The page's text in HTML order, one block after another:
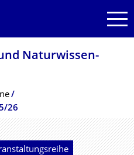
Natur­wissen­
26